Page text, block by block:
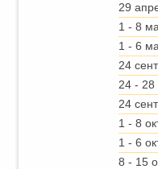
29
1 - 8
1 - 6
24
24 - 28
24
1 - 8
1 - 6
8 - 15